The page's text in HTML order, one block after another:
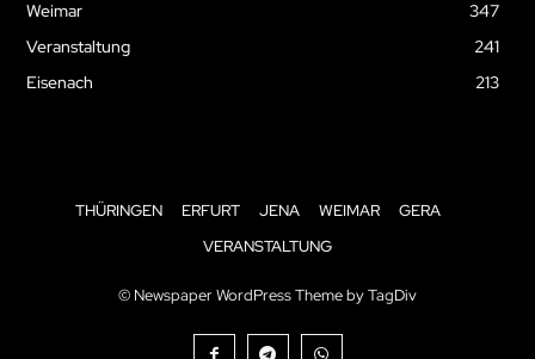
Weimar
347
Veranstaltung
241
Eisenach
213
THÜRINGEN ERFURT JENA WEIMAR
GERA
VERANSTALTUNG
© Newspaper WordPress Theme by TagDiv